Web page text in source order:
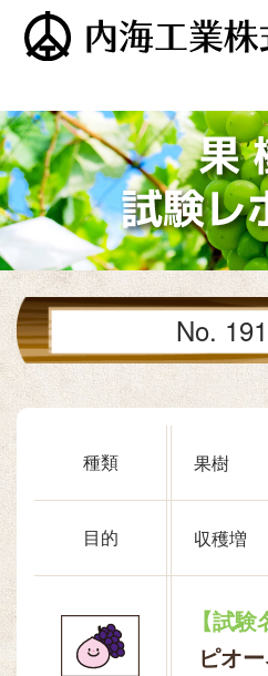
No.
種類 果樹
目的 収穫増
【試験
ピオ